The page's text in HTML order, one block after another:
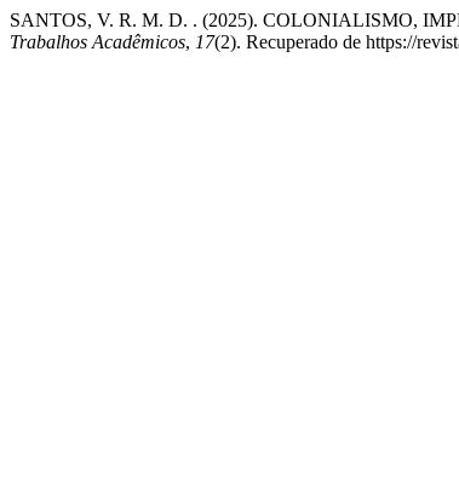
SANTOS, V. R. M. D. . (2025). COLONIALISMO,
Trabalhos Acadêmicos, 17(2). Recuperado de https://